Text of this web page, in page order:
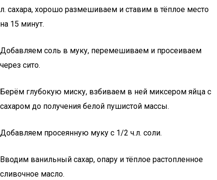
л. сахара, хорошо размешиваем и ставим в тёплое место
на 15 минут.
Добавляем соль в муку, перемешиваем и просеиваем
через сито.
Берём глубокую миску, взбиваем в ней миксером яйца с
сахаром до получения белой пушистой массы.
Добавляем просеянную муку с 1/2 ч.л. соли.
Вводим ванильный сахар, опару и тёплое растопленное
сливочное масло.